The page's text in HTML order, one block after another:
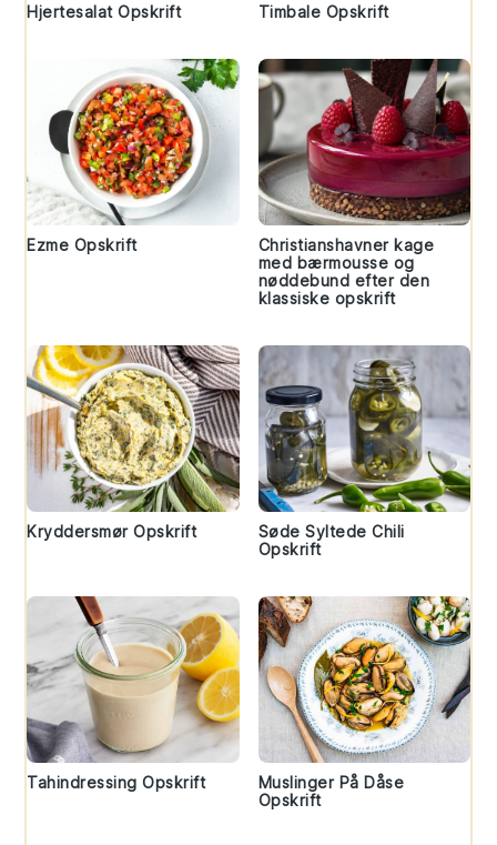
Hjertesalat Opskrift Timbale Opskrift
Ezme Opskrift
Christianshavner kage
med bærmousse og
nøddebund efter den
klassiske opskrift
Kryddersmør Opskrift
Søde Syltede Chili
Opskrift
Tahindressing Opskrift
Muslinger På Dåse
Opskrift